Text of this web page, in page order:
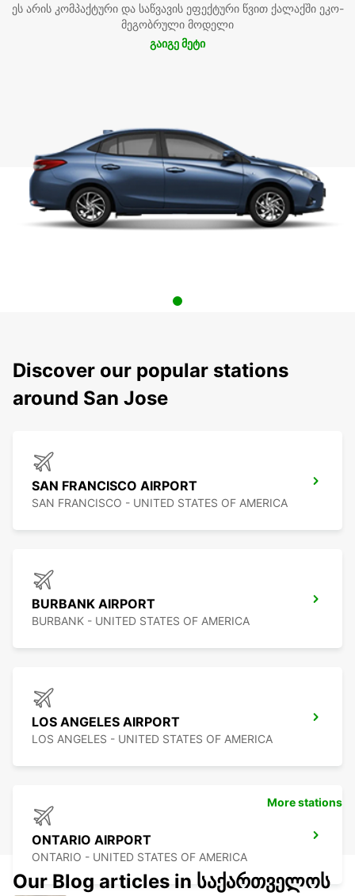
ეს არის კომპაქტური და საწვავის ეფექტური წვით ქალაქში ეკო-
მეგობრული მოდელი
გაიგე მეტი
Discover our popular stations
around San Jose
SAN FRANCISCO AIRPORT
SAN FRANCISCO - UNITED STATES OF AMERICA
BURBANK AIRPORT
BURBANK - UNITED STATES OF AMERICA
LOS ANGELES AIRPORT
LOS ANGELES - UNITED STATES OF AMERICA
ONTARIO AIRPORT
ONTARIO - UNITED STATES OF AMERICA
More stations
Our Blog articles in საქართველოს